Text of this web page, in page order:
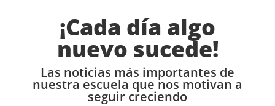
¡Cada día algo
nuevo sucede!
Las noticias más importantes de
nuestra escuela que nos motivan a
seguir creciendo